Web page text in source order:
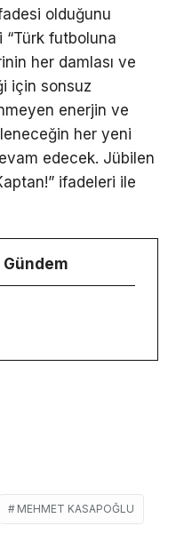
olduğunu
futboluna
her damlası ve
için sonsuz
enerjin ve
her yeni
edecek. Jübilen
ifadeleri ile
MEHMET KASAPOĞLU